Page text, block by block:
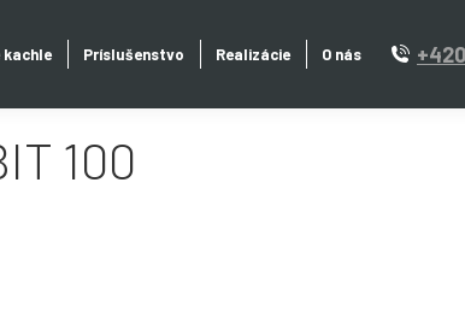
kachle Príslušenstvo Realizácie O nás
100